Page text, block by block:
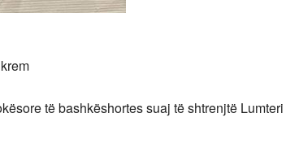
të bashkëshortes suaj të shtrenjtë Lumteri